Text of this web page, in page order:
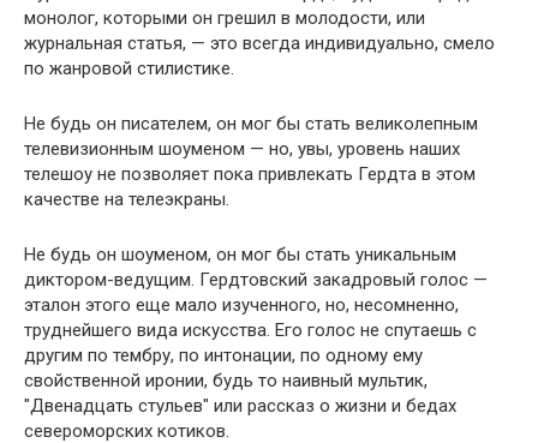
монолог, которыми он грешил в молодости, или
журнальная статья, — это всегда индивидуально, смело
по жанровой стилистике.
Не будь он писателем, он мог бы стать великолепным
телевизионным шоуменом — но, увы, уровень наших
телешоу не позволяет пока привлекать Гердта в этом
качестве на телеэкраны.
Не будь он шоуменом, он мог бы стать уникальным
диктором-ведущим. Гердтовский закадровый голос —
эталон этого еще мало изученного, но, несомненно,
труднейшего вида искусства. Его голос не спутаешь с
другим по тембру, по интонации, по одному ему
свойственной иронии, будь то наивный мультик,
"Двенадцать стульев" или рассказ о жизни и бедах
североморских котиков.